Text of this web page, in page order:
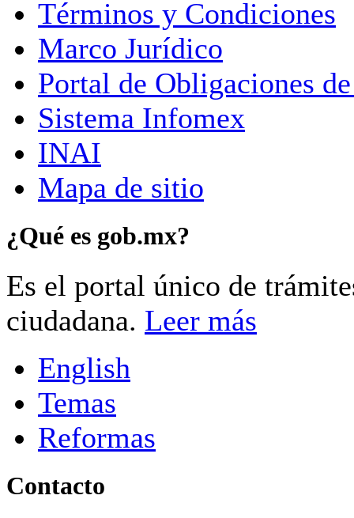
Términos y Condiciones
Marco Jurídico
Portal de Obligaciones
Sistema Infomex
INAI
Mapa de sitio
¿Qué es gob.mx?
Es el portal único de
ciudadana. Leer más
English
Temas
Reformas
Contacto